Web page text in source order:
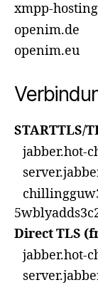
xmpp-
openim.de
openim.eu
STARTTLS/
jabber.hot-
Direct TLS
jabber.hot-